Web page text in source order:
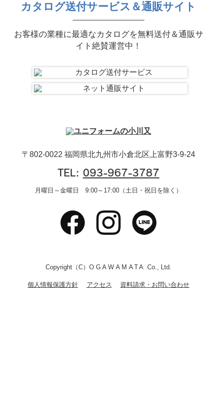
カタログ送付サービス＆通販サイト
お客様の業種に最適なカタログを無料送付＆通販サ
イト絶賛運営中！
〒802-0022 福岡県北九州市小倉北区上富野3-9-24
TEL: 093-967-3787
月曜日～金曜日 9:00～17:00（土日・祝日を除く）
Copyright（C）OGAWAMATA Co., Ltd.
個人情報保護方針 アクセス 資料請求・お問い合わせ